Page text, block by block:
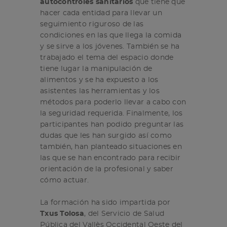
autocontroles sanitarios que tiene que
hacer cada entidad para llevar un
seguimiento riguroso de las
condiciones en las que llega la comida
y se sirve a los jóvenes. También se ha
trabajado el tema del espacio donde
tiene lugar la manipulación de
alimentos y se ha expuesto a los
asistentes las herramientas y los
métodos para poderlo llevar a cabo con
la seguridad requerida. Finalmente, los
participantes han podido preguntar las
dudas que les han surgido así como
también, han planteado situaciones en
las que se han encontrado para recibir
orientación de la profesional y saber
cómo actuar.
La formación ha sido impartida por
Txus Tolosa, del Servicio de Salud
Pública del Vallès Occidental Oeste del